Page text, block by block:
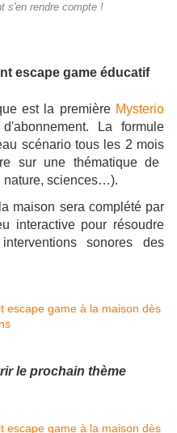
s'en rendre compte !
escape game éducatif
est la première Mysterio
La formule
scénario tous les 2 mois
sur une thématique de
nature, sciences…).
maison sera complété par
interactive pour résoudre
sonores des
le prochain thème